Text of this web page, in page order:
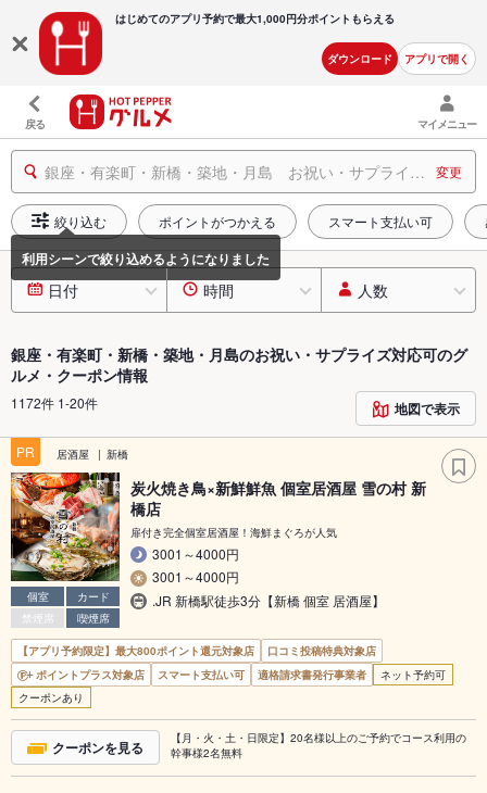
はじめてのアプリ予約で最大1,000円分ポイントもらえる
ダウンロード アプリで開く
戻る マイメニュー
銀座・有楽町・新橋・築地・月島 お祝い・サプライズ対応可 変更
絞り込む ポイントがつかえる スマート支払い可
日付 時間 人数
銀座・有楽町・新橋・築地・月島のお祝い・サプライズ対応可のグ
ルメ・クーポン情報
1172件 1-20件 地図で表示
PR 居酒屋 新橋
個室
カード
禁煙席
喫煙席
炭火焼き鳥×新鮮鮮魚 個室居酒屋 雪の村 新
橋店
扉付き完全個室居酒屋！海鮮まぐろが人気
3001～4000円
3001～4000円
.JR 新橋駅徒歩3分【新橋 個室 居酒屋】
【アプリ予約限定】最大800ポイント還元対象店
口コミ投稿特典対象店
ポイントプラス対象店
スマート支払い可 適格請求書発行事業者
ネット予約可
クーポンあり
クーポンを見る
【月・火・土・日限定】20名様以上のご予約でコース利用の
幹事様2名無料